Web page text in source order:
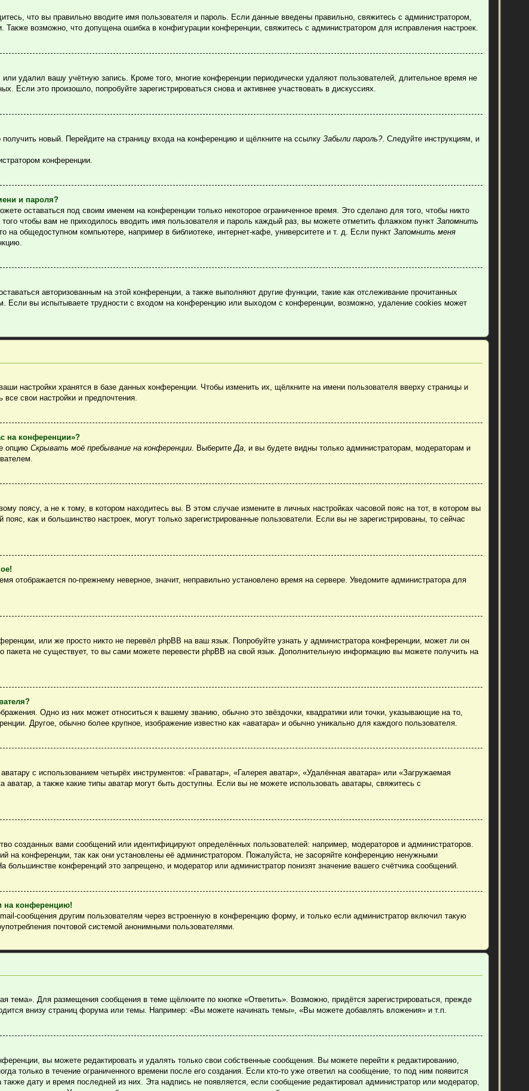
что вы правильно вводите имя пользователя и пароль. Если данные введены правильно, свяжитесь с администратором,
возможно, что допущена ошибка в конфигурации конференции, свяжитесь с администратором для исправления настроек.
удалил вашу учётную запись. Кроме того, многие конференции периодически удаляют пользователей, длительное время не
это произошло, попробуйте зарегистрироваться снова и активнее участвовать в дискуссиях.
получить новый. Перейдите на страницу входа на конференцию и щёлкните на ссылкуЗабыли пароль?. Следуйте инструкциям, и
конференции.
и пароля?
оставаться под своим именем на конференции только некоторое ограниченное время. Это сделано для того, чтобы никто
чтобы вам не приходилось вводить имя пользователя и пароль каждый раз, вы можете отметить флажком пунктЗапомнить
на общедоступном компьютере, например в библиотеке, интернет-кафе, университете и т. д. Если пунктЗапомнить меня
авторизованным на этой конференции, а также выполняют другие функции, такие как отслеживание прочитанных
Если вы испытываете трудности с входом на конференцию или выходом с конференции, возможно, удаление cookies может
настройки хранятся в базе данных конференции. Чтобы изменить их, щёлкните на имени пользователя вверху страницы и
все свои настройки и предпочтения.
на конференции»?
опциюСкрывать моё пребывание на конференции . ВыберитеДа , и вы будете видны только администраторам, модераторам и
поясу, а не к тому, в котором находитесь вы. В этом случае измените в личных настройках часовой пояс на тот, в котором вы
как и большинство настроек, могут только зарегистрированные пользователи. Если вы не зарегистрированы, то сейчас
отображается по-прежнему неверное, значит, неправильно установлено время на сервере. Уведомите администратора для
или же просто никто не перевёл phpBB на ваш язык. Попробуйте узнать у администратора конференции, может ли он
пакета не существует, то вы сами можете перевести phpBB на свой язык. Дополнительную информацию вы можете получить на
Одно из них может относиться к вашему званию, обычно это звёздочки, квадратики или точки, указывающие на то,
Другое, обычно более крупное, изображение известно как «аватара» и обычно уникально для каждого пользователя.
с использованием четырёх инструментов: «Граватар», «Галерея аватар», «Удалённая аватара» или «Загружаемая
а также какие типы аватар могут быть доступны. Если вы не можете использовать аватары, свяжитесь с
созданных вами сообщений или идентифицируют определённых пользователей: например, модераторов и администраторов.
на конференции, так как они установлены её администратором. Пожалуйста, не засоряйте конференцию ненужными
большинстве конференций это запрещено, и модератор или администратор понизят значение вашего счётчика сообщений.
на конференцию!
сообщения другим пользователям через встроенную в конференцию форму, и только если администратор включил такую
почтовой системой анонимными пользователями.
тема». Для размещения сообщения в теме щёлкните по кнопке «Ответить». Возможно, придётся зарегистрироваться, прежде
внизу страниц форума или темы. Например: «Вы можете начинать темы», «Вы можете добавлять вложения» и т.п.
вы можете редактировать и удалять только свои собственные сообщения. Вы можете перейти к редактированию,
только в течение ограниченного времени после его создания. Если кто-то уже ответил на сообщение, то под ним появится
дату и время последней из них. Эта надпись не появляется, если сообщение редактировал администратор или модератор,